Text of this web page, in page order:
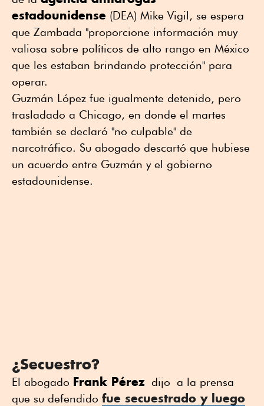
estadounidense (DEA) Mike Vigil, se espera
que Zambada "proporcione información muy
valiosa sobre políticos de alto rango en México
que les estaban brindando protección" para
operar.
Guzmán López fue igualmente detenido, pero
trasladado a Chicago, en donde el martes
también se declaró "no culpable" de
narcotráfico. Su abogado descartó que hubiese
un acuerdo entre Guzmán y el gobierno
estadounidense.
¿Secuestro?
El abogado Frank Pérez dijo a la prensa
que su defendido fue secuestrado y luego